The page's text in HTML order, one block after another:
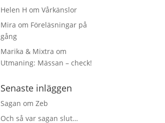
Helen H omVårkänslor
Mira om Föreläsningar på
gång
Marika & Mixtra om
Utmaning: Mässan – check!
Senaste inläggen
Sagan om Zeb
Och så var sagan slut…